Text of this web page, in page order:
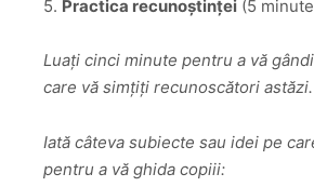
5. Practica recunoștinței (5
Luați cinci minute pentru a vă
care vă simțiți recunoscători astăzi.
Iată câteva subiecte sau idei pe
pentru a vă ghida copiii: